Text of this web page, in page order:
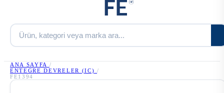
ANA SAYFA /
ENTEGRE DEVRELER (IC) /
FE1394